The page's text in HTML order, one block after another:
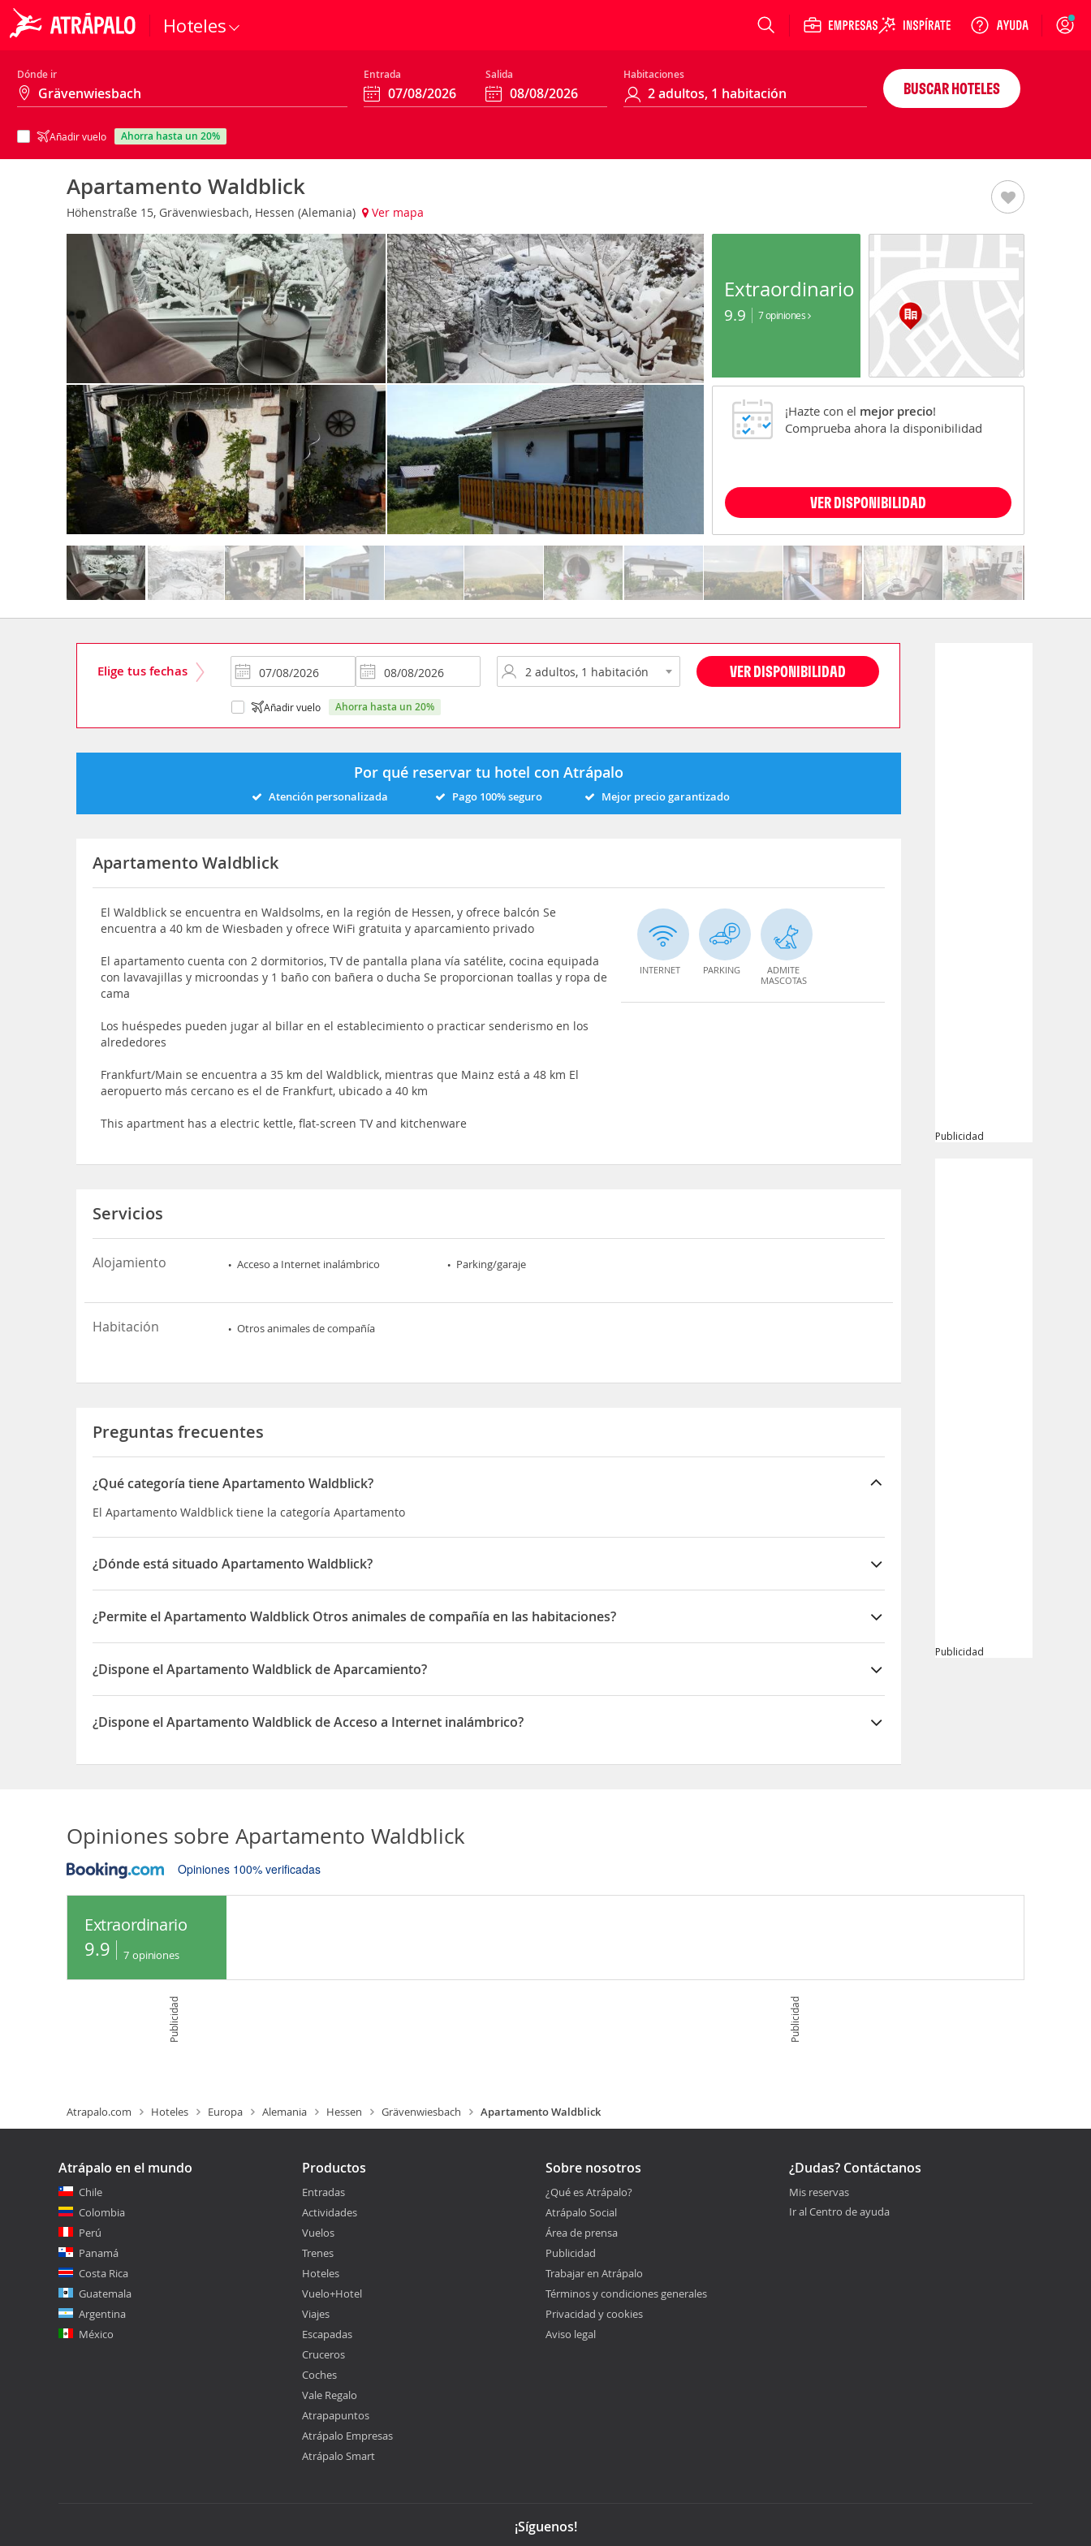
Hoteles Login
Dónde ir Entrada Salida Habitaciones
Añadir vuelo ahorra hasta un 20%
BUSCAR HOTELES
Apartamento Waldblick
Höhenstraße 15, Grävenwiesbach, Hessen (Alemania) Ver mapa
Extraordinario
9.9 7 opiniones
¡Hazte con el mejor precio!
Comprueba ahora la disponibilidad
VER DISPONIBILIDAD
Elige tus fechas VER DISPONIBILIDAD
Añadir vuelo ahorra hasta un 20%
Por qué reservar tu hotel con Atrápalo
Atención personalizada Pago 100% seguro Mejor precio garantizado
Apartamento Waldblick
El Waldblick se encuentra en Waldsolms, en la región de Hessen, y ofrece balcón Se
encuentra a 40 km de Wiesbaden y ofrece WiFi gratuita y aparcamiento privado
El apartamento cuenta con 2 dormitorios, TV de pantalla plana vía satélite, cocina equipada
con lavavajillas y microondas y 1 baño con bañera o ducha Se proporcionan toallas y ropa de
cama
Los huéspedes pueden jugar al billar en el establecimiento o practicar senderismo en los
alrededores
Frankfurt/Main se encuentra a 35 km del Waldblick, mientras que Mainz está a 48 km El
aeropuerto más cercano es el de Frankfurt, ubicado a 40 km
This apartment has a electric kettle, flat-screen TV and kitchenware
INTERNET PARKING
ADMITE
MASCOTAS
Servicios
Alojamiento Acceso a Internet inalámbrico Parking/garaje
Habitación Otros animales de compañía
Preguntas frecuentes
¿Qué categoría tiene Apartamento Waldblick?
El Apartamento Waldblick tiene la categoría Apartamento
¿Dónde está situado Apartamento Waldblick?
El Apartamento Waldblick está situado en Höhenstraße 15
¿Permite el Apartamento Waldblick Otros animales de compañía en las habitaciones?
Sí, el Apartamento Waldblick permite Otros animales de compañía en las habitaciones
¿Dispone el Apartamento Waldblick de Aparcamiento?
Sí, el Apartamento Waldblick dispone de Aparcamiento
¿Dispone el Apartamento Waldblick de Acceso a Internet inalámbrico?
Publicidad
Publicidad
Opiniones sobre Apartamento Waldblick
Opiniones 100% verificadas
Extraordinario
9.9 7 opiniones
Publicidad Publicidad
Atrapalo.com Hoteles Europa Alemania Hessen Grävenwiesbach Apartamento Waldblick
Atrápalo en el mundo
Chile
Colombia
Perú
Panamá
Costa Rica
Guatemala
Argentina
México
Productos
Entradas
Actividades
Vuelos
Trenes
Hoteles
Vuelo+Hotel
Viajes
Escapadas
Cruceros
Coches
Vale Regalo
Atrapapuntos
Atrápalo Empresas
Atrápalo Smart
Sobre nosotros
¿Qué es Atrápalo?
Atrápalo Social
Área de prensa
Publicidad
Trabajar en Atrápalo
Términos y condiciones generales
Privacidad y cookies
Aviso legal
¿Dudas? Contáctanos
Mis reservas
Ir al Centro de ayuda
¡Síguenos!